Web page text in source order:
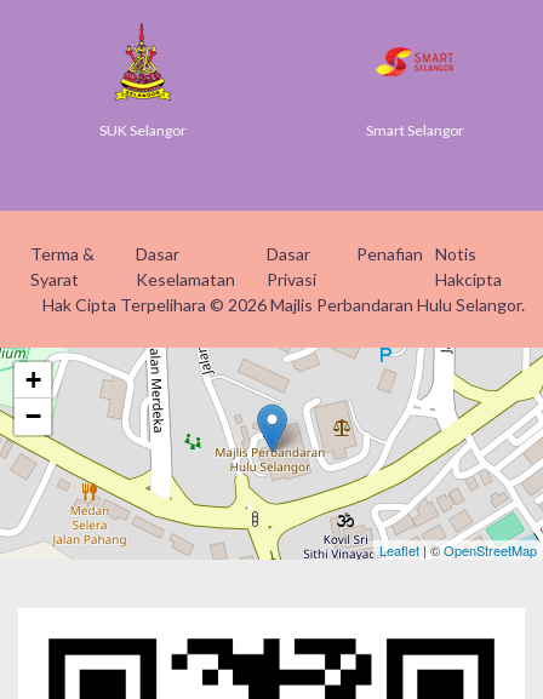
SUK Selangor Smart Selangor
Terma &
Syarat
Dasar
Keselamatan
Dasar
Privasi
Penafian
Notis
Hakcipta
Hak Cipta Terpelihara © 2026 Majlis Perbandaran Hulu Selangor.
+
−
Leaflet | ©OpenStreetMap